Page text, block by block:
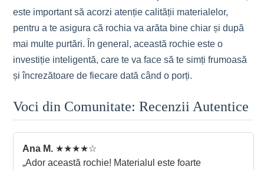
este important să acorzi atenție calității materialelor,
pentru a te asigura că rochia va arăta bine chiar și după
mai multe purtări. În general, această rochie este o
investiție inteligentă, care te va face să te simți frumoasă
și încrezătoare de fiecare dată când o porți.
Voci din Comunitate: Recenzii Autentice
Ana M. ★★★★☆
„Ador această rochie! Materialul este foarte